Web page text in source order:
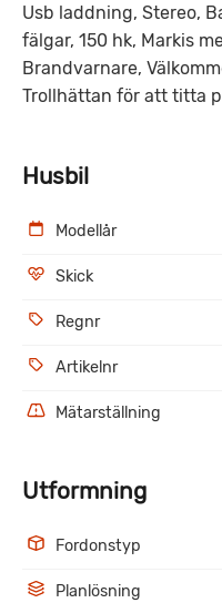
Usb laddning, Stereo,
fälgar, 150 hk, Markis
Brandvarnare,
Trollhättan för att titta
Husbil
Modellår
Skick
Regnr
Artikelnr
Mätarställning
Utformning
Fordonstyp
Planlösning